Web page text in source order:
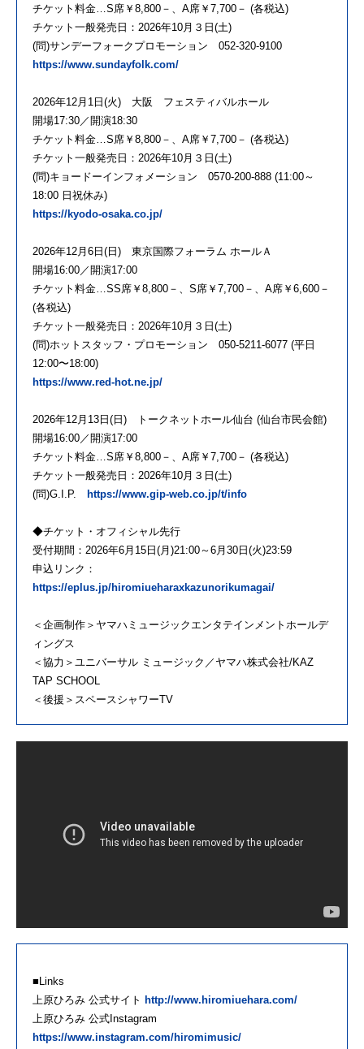
チケット料金…S席￥8,800－、A席￥7,700－ (各税込)
チケット一般発売日：2026年10月３日(土)
(問)サンデーフォークプロモーション 052-320-9100
https://www.sundayfolk.com/
2026年12月1日(火) 大阪 フェスティバルホール
開場17:30／開演18:30
チケット料金…S席￥8,800－、A席￥7,700－ (各税込)
チケット一般発売日：2026年10月３日(土)
(問)キョードーインフォメーション 0570-200-888 (11:00～
18:00 日祝休み)
https://kyodo-osaka.co.jp/
2026年12月6日(日) 東京国際フォーラム ホールＡ
開場16:00／開演17:00
チケット料金…SS席￥8,800－、S席￥7,700－、A席￥6,600－
(各税込)
チケット一般発売日：2026年10月３日(土)
(問)ホットスタッフ・プロモーション 050-5211-6077 (平日
12:00〜18:00)
https://www.red-hot.ne.jp/
2026年12月13日(日) トークネットホール仙台 (仙台市民会館)
開場16:00／開演17:00
チケット料金…S席￥8,800－、A席￥7,700－ (各税込)
チケット一般発売日：2026年10月３日(土)
(問)G.I.P. https://www.gip-web.co.jp/t/info
◆チケット・オフィシャル先行
受付期間：2026年6月15日(月)21:00～6月30日(火)23:59
申込リンク：
https://eplus.jp/hiromiueharaxkazunorikumagai/
＜企画制作＞ヤマハミュージックエンタテインメントホールデ
ィングス
＜協力＞ユニバーサル ミュージック／ヤマハ株式会社/KAZ
TAP SCHOOL
＜後援＞スペースシャワーTV
■Links
上原ひろみ 公式サイト http://www.hiromiuehara.com/
上原ひろみ 公式Instagram
https://www.instagram.com/hiromimusic/